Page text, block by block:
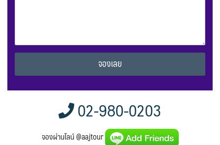
Alternative:
02-980-0203
จองผ่านไลน์ @aajtour